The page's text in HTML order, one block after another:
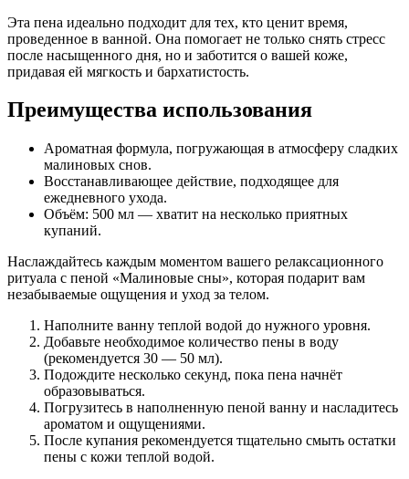
Эта пена идеально подходит для тех, кто ценит время,
проведенное в ванной. Она помогает не только снять стресс
после насыщенного дня, но и заботится о вашей коже,
придавая ей мягкость и бархатистость.
Преимущества использования
Ароматная формула, погружающая в атмосферу сладких
малиновых снов.
Восстанавливающее действие, подходящее для
ежедневного ухода.
Объём: 500 мл — хватит на несколько приятных
купаний.
Наслаждайтесь каждым моментом вашего релаксационного
ритуала с пеной «Малиновые сны», которая подарит вам
незабываемые ощущения и уход за телом.
Наполните ванну теплой водой до нужного уровня.
Добавьте необходимое количество пены в воду
(рекомендуется 30 — 50 мл).
Подождите несколько секунд, пока пена начнёт
образовываться.
Погрузитесь в наполненную пеной ванну и насладитесь
ароматом и ощущениями.
После купания рекомендуется тщательно смыть остатки
пены с кожи теплой водой.